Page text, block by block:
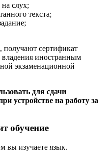
слух;
текста;
получают сертификат
владения иностранным
экзаменационной
для сдачи
устройстве на работу за
обучение
вы изучаете язык.